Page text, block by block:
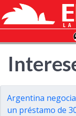
Argentina
un préstamo de